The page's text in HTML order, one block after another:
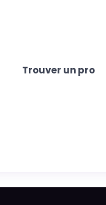
Trouver un pro